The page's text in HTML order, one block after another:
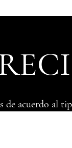
de acuerdo al